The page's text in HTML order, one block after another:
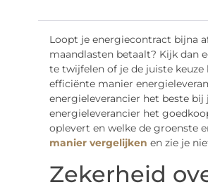
Loopt je energiecontract bijna
maandlasten betaalt? Kijk dan
te twijfelen of je de juiste
efficiënte manier
energieleverancier het beste
energieleverancier het
oplevert en welke de groenste
manier vergelijken en zie je
Zekerheid